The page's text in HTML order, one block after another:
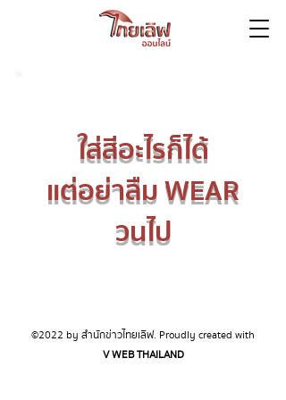
ใส่สีอะไรก็ได้
แต่อย่าลืม WEAR
วนไป
©2022 by สำนักข่าวไทยเลิฟ. Proudly created with
V WEB THAILAND